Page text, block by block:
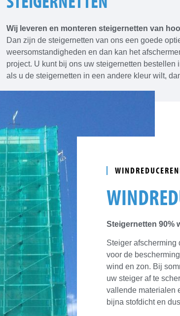
Wij leveren en monteren steigernetten van
Dan zijn de steigernetten van ons een goede
weersomstandigheden en dan kan het
project. U kunt bij ons uw steigernetten
als u de steigernetten in een andere kleur wilt,
Steigernetten 90%
Steiger afscherming
voor de
wind en zon. Bij
uw steiger af te
vallende materialen
bijna stofdicht en